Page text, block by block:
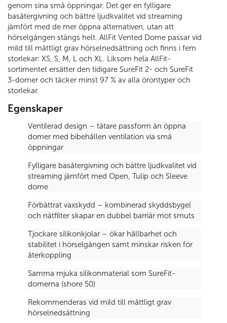
genom sina små öppningar. Det ger en fylligare
basåtergivning och bättre ljudkvalitet vid streaming
jämfört med de mer öppna alternativen, utan att
hörselgången stängs helt. AllFit Vented Dome passar vid
mild till måttligt grav hörselnedsättning och finns i fem
storlekar: XS, S, M, L och XL. Liksom hela AllFit-
sortimentet ersätter den tidigare SureFit 2- och SureFit
3-domer och täcker minst 97 % av alla örontyper och
storlekar.
Egenskaper
Ventilerad design – tätare passform än öppna
domer med bibehållen ventilation via små
öppningar
Fylligare basåtergivning och bättre ljudkvalitet vid
streaming jämfört med Open, Tulip och Sleeve
dome
Förbättrat vaxskydd – kombinerad skyddsbygel
och nätfilter skapar en dubbel barriär mot smuts
Tjockare silikonkjolar – ökar hållbarhet och
stabilitet i hörselgången samt minskar risken för
återkoppling
Samma mjuka silikonmaterial som SureFit-
domerna (shore 50)
Rekommenderas vid mild till måttligt grav
hörselnedsättning